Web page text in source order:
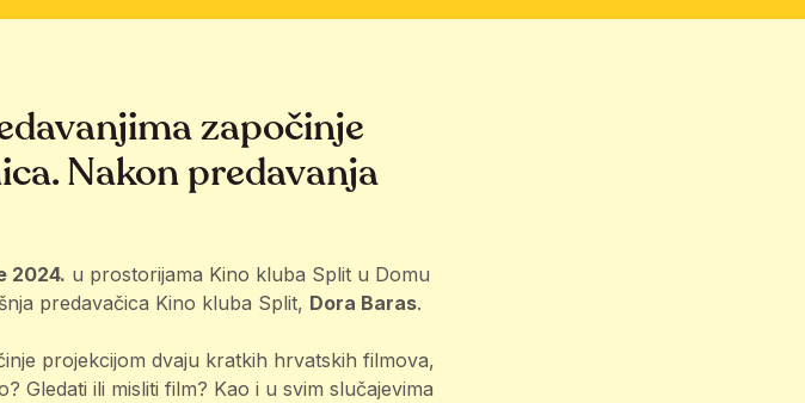
započinje
Nakon predavanja
2024. u prostorijama Kino kluba Split u Domu
predavačica Kino kluba Split, Dora Baras.
projekcijom dvaju kratkih hrvatskih filmova,
Gledati ili misliti film? Kao i u svim slučajevima